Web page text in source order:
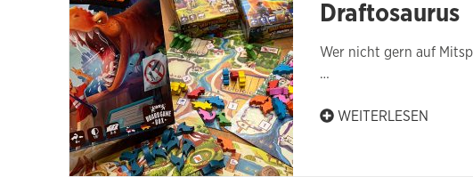
Draftosaurus
Wer nicht gern auf
…
WEITERLESEN